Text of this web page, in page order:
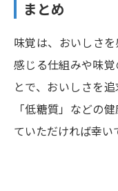
まとめ
味覚は、おいしさ
感じる仕組みや味
とで、おいしさを
「低糖質」などの
ていただければ幸い